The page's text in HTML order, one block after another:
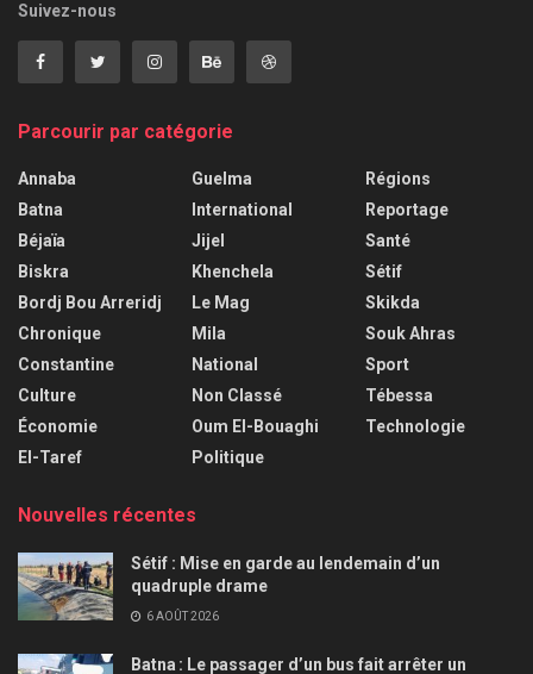
Suivez-nous
Parcourir par catégorie
Annaba
Batna
Béjaïa
Biskra
Bordj Bou Arreridj
Chronique
Constantine
Culture
Économie
El-Taref
Guelma
International
Jijel
Khenchela
Le Mag
Mila
National
Non Classé
Oum El-Bouaghi
Politique
Régions
Reportage
Santé
Sétif
Skikda
Souk Ahras
Sport
Tébessa
Technologie
Nouvelles récentes
Sétif : Mise en garde au lendemain d’un
quadruple drame
6 AOÛT 2026
Batna : Le passager d’un bus fait arrêter un